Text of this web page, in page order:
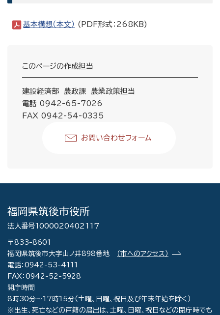
基本構想（本文） (PDF形式：268KB)
このページの作成担当
建設経済部 農政課 農業政策担当
電話 0942-65-7026
FAX 0942-54-0335
お問い合わせフォーム
福岡県筑後市役所
法人番号1000020402117
〒833-8601
福岡県筑後市大字山ノ井898番地
（市へのアクセス）
電話：0942-53-4111
FAX：0942-52-5928
開庁時間
8時30分～17時15分（土曜、日曜、祝日及び年末年始を除く）
※出生、死亡などの戸籍の届出は、土曜、日曜、祝日などの閉庁時でも